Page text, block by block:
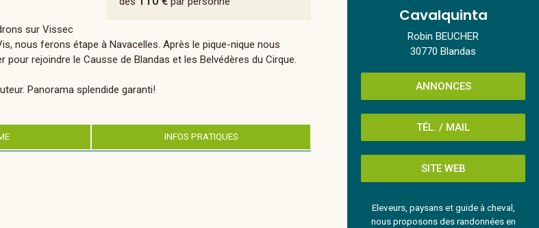
sur Vissec
nous ferons étape à Navacelles. Après le pique-nique nous
rejoindre le Causse de Blandas et les Belvédères du Cirque.
Panorama splendide garanti!
INFOS PRATIQUES
Cavalquinta
Robin BEUCHER
30770 Blandas
ANNONCES
TÉL. / MAIL
SITE WEB
Eleveurs, paysans et guide à cheval,
nous proposons des randonnées en